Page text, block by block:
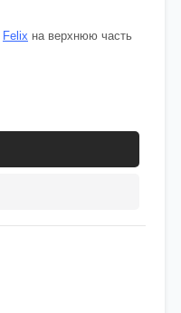
Felix на верхнюю часть